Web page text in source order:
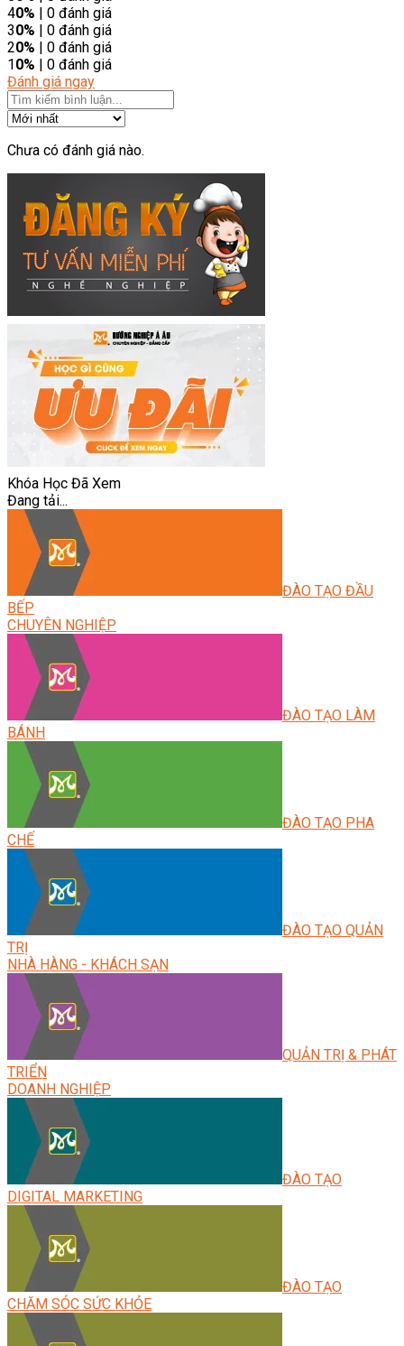
40% | 0 đánh giá
30% | 0 đánh giá
20% | 0 đánh giá
10% | 0 đánh giá
Đánh giá ngay
Chưa có đánh giá nào.
Khóa Học Đã Xem
Đang tải...
ĐÀO TẠO ĐẦU
BẾP
CHUYÊN NGHIỆP
ĐÀO TẠO LÀM
BÁNH
ĐÀO TẠO PHA
CHẾ
ĐÀO TẠO QUẢN
TRỊ
NHÀ HÀNG - KHÁCH SẠN
QUẢN TRỊ & PHÁT
TRIỂN
DOANH NGHIỆP
ĐÀO TẠO
DIGITAL MARKETING
ĐÀO TẠO
CHĂM SÓC SỨC KHỎE